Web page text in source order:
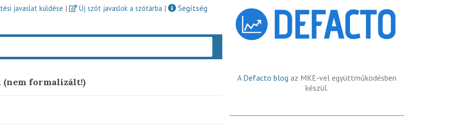
javaslat küldése | Új szót javaslok a szótárba |
Segítség
(nem formalizált!) A Defacto blog az MKE-vel együttműködésben
készül.